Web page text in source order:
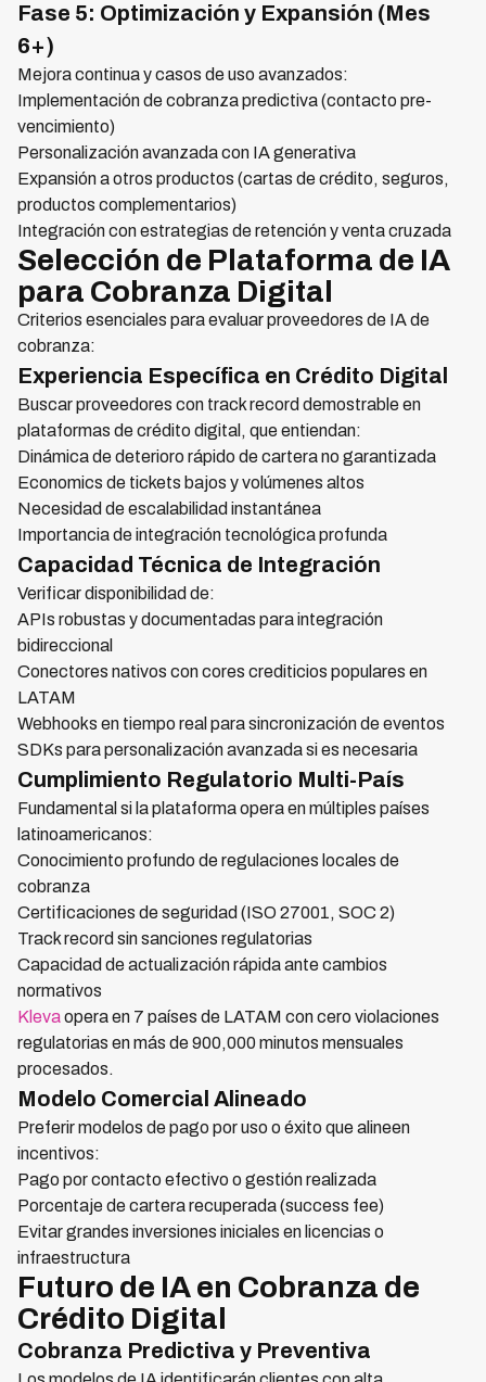
Fase 5: Optimización y Expansión (Mes
6+)
Mejora continua y casos de uso avanzados:
Implementación de cobranza predictiva (contacto pre-
vencimiento)
Personalización avanzada con IA generativa
Expansión a otros productos (cartas de crédito, seguros,
productos complementarios)
Integración con estrategias de retención y venta cruzada
Selección de Plataforma de IA
para Cobranza Digital
Criterios esenciales para evaluar proveedores de IA de
cobranza:
Experiencia Específica en Crédito Digital
Buscar proveedores con track record demostrable en
plataformas de crédito digital, que entiendan:
Dinámica de deterioro rápido de cartera no garantizada
Economics de tickets bajos y volúmenes altos
Necesidad de escalabilidad instantánea
Importancia de integración tecnológica profunda
Capacidad Técnica de Integración
Verificar disponibilidad de:
APIs robustas y documentadas para integración
bidireccional
Conectores nativos con cores crediticios populares en
LATAM
Webhooks en tiempo real para sincronización de eventos
SDKs para personalización avanzada si es necesaria
Cumplimiento Regulatorio Multi-País
Fundamental si la plataforma opera en múltiples países
latinoamericanos:
Conocimiento profundo de regulaciones locales de
cobranza
Certificaciones de seguridad (ISO 27001, SOC 2)
Track record sin sanciones regulatorias
Capacidad de actualización rápida ante cambios
normativos
Klevaopera en 7 países de LATAM con cero violaciones
regulatorias en más de 900,000 minutos mensuales
procesados.
Modelo Comercial Alineado
Preferir modelos de pago por uso o éxito que alineen
incentivos:
Pago por contacto efectivo o gestión realizada
Porcentaje de cartera recuperada (success fee)
Evitar grandes inversiones iniciales en licencias o
infraestructura
Futuro de IA en Cobranza de
Crédito Digital
Cobranza Predictiva y Preventiva